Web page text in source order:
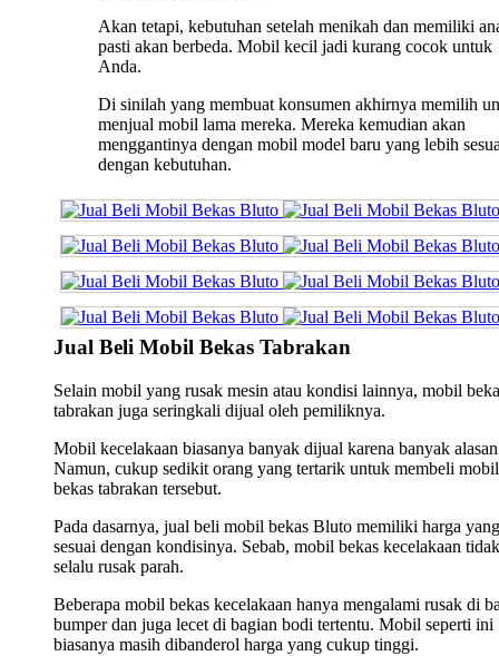
Akan tetapi, kebutuhan setelah menikah dan memiliki
pasti akan berbeda. Mobil kecil jadi kurang cocok untuk
Anda.
Di sinilah yang membuat konsumen akhirnya memilih
menjual mobil lama mereka. Mereka kemudian akan
menggantinya dengan mobil model baru yang lebih
dengan kebutuhan.
Jual Beli Mobil Bekas Tabrakan
Selain mobil yang rusak mesin atau kondisi lainnya, mobil
tabrakan juga seringkali dijual oleh pemiliknya.
Mobil kecelakaan biasanya banyak dijual karena banyak
Namun, cukup sedikit orang yang tertarik untuk membeli mobil
bekas tabrakan tersebut.
Pada dasarnya, jual beli mobil bekas Bluto memiliki harga yang
sesuai dengan kondisinya. Sebab, mobil bekas kecelakaan tidak
selalu rusak parah.
Beberapa mobil bekas kecelakaan hanya mengalami rusak di
bumper dan juga lecet di bagian bodi tertentu. Mobil seperti ini
biasanya masih dibanderol harga yang cukup tinggi.